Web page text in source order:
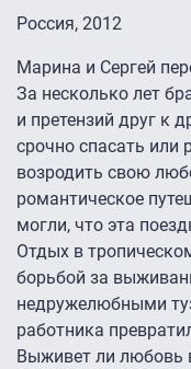
Россия, 2012
Марина и Сергей
За несколько лет
и претензий друг к
срочно спасать или
возродить свою
романтическое
могли, что эта
Отдых в
борьбой за
недружелюбными
работника
Выживет ли любовь